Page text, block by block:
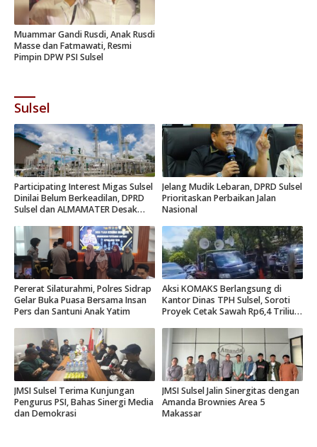
Muammar Gandi Rusdi, Anak Rusdi
Masse dan Fatmawati, Resmi
Pimpin DPW PSI Sulsel
Sulsel
Participating Interest Migas Sulsel
Dinilai Belum Berkeadilan, DPRD
Sulsel dan ALMAMATER Desak
Jelang Mudik Lebaran, DPRD Sulsel
Prioritaskan Perbaikan Jalan
Nasional
Pererat Silaturahmi, Polres Sidrap
Gelar Buka Puasa Bersama Insan
Pers dan Santuni Anak Yatim
Aksi KOMAKS Berlangsung di
Kantor Dinas TPH Sulsel, Soroti
Proyek Cetak Sawah Rp6,4 Triliun
JMSI Sulsel Terima Kunjungan
Pengurus PSI, Bahas Sinergi Media
dan Demokrasi
JMSI Sulsel Jalin Sinergitas dengan
Amanda Brownies Area 5
Makassar